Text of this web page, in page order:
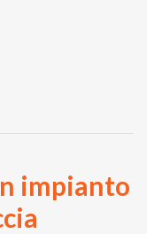
impianto